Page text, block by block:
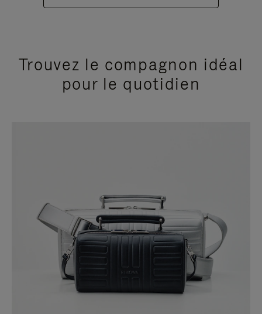
Trouvez le compagnon idéal
pour le quotidien